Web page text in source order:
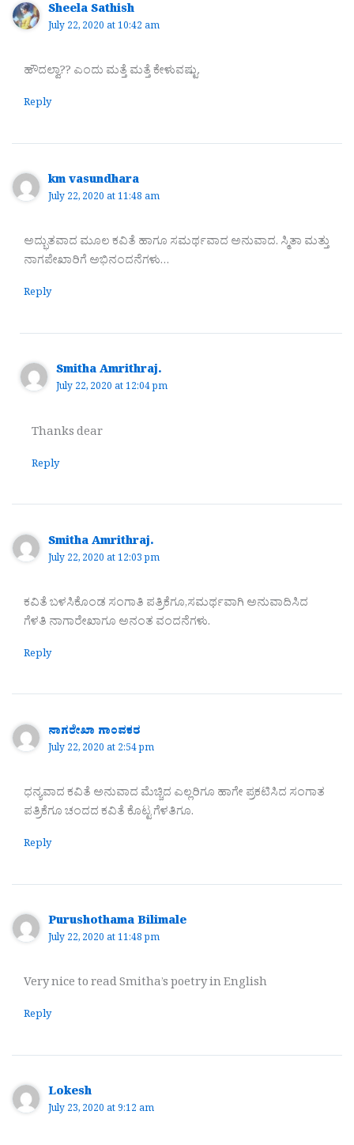
Sheela Sathish
July 22, 2020 at 10:42 am
ಹೌದಲ್ವಾ?? ಎಂದು ಮತ್ತೆ ಮತ್ತೆ ಕೇಳುವಷ್ಟು.
Reply
km vasundhara
July 22, 2020 at 11:48 am
ಅದ್ಭುತವಾದ ಮೂಲ ಕವಿತೆ ಹಾಗೂ ಸಮರ್ಥವಾದ ಅನುವಾದ. ಸ್ಮಿತಾ ಮತ್ತು
ನಾಗಪೇಖಾರಿಗೆ ಅಭಿನಂದನೆಗಳು…
Reply
Smitha Amrithraj.
July 22, 2020 at 12:04 pm
Thanks dear
Reply
Smitha Amrithraj.
July 22, 2020 at 12:03 pm
ಕವಿತೆ ಬಳಸಿಕೊಂಡ ಸಂಗಾತಿ ಪತ್ರಿಕೆಗೂ,ಸಮರ್ಥವಾಗಿ ಅನುವಾದಿಸಿದ
ಗೆಳತಿ ನಾಗಾರೇಖಾಗೂ ಅನಂತ ವಂದನೆಗಳು.
Reply
ನಾಗರೇಖಾ ಗಾಂವಕರ
July 22, 2020 at 2:54 pm
ಧನ್ಯವಾದ ಕವಿತೆ ಅನುವಾದ ಮೆಚ್ಚಿದ ಎಲ್ಲರಿಗೂ ಹಾಗೇ ಪ್ರಕಟಿಸಿದ ಸಂಗಾತ
ಪತ್ರಿಕೆಗೂ ಚಂದದ ಕವಿತೆ ಕೊಟ್ಟ ಗೆಳತಿಗೂ.
Reply
Purushothama Bilimale
July 22, 2020 at 11:48 pm
Very nice to read Smitha’s poetry in English
Reply
Lokesh
July 23, 2020 at 9:12 am